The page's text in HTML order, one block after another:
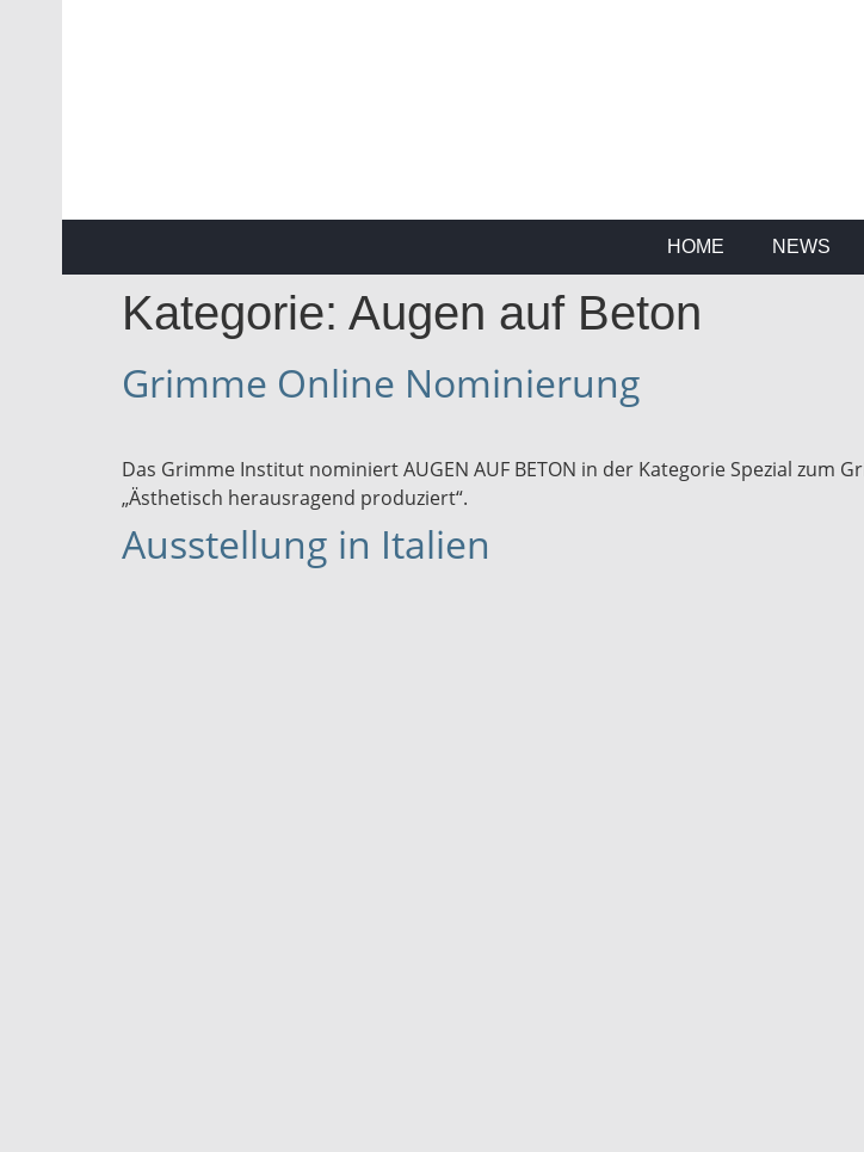
HOME NEWS
Kategorie: Augen auf Beton
Grimme Online Nominierung
Das Grimme Institut nominiert AUGEN AUF BETON in der Kategorie Spezial zum
„Ästhetisch herausragend produziert“.
Ausstellung in Italien